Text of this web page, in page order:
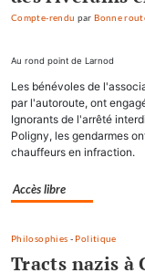
Compte-rendu parBonne
Au rond point de Larnod
Les bénévoles de
par l'autoroute, ont
Ignorants de l'arrêté
Poligny, les gendarmes
chauffeurs en infraction.
Accès libre
Philosophies - Politique
Tracts nazis à